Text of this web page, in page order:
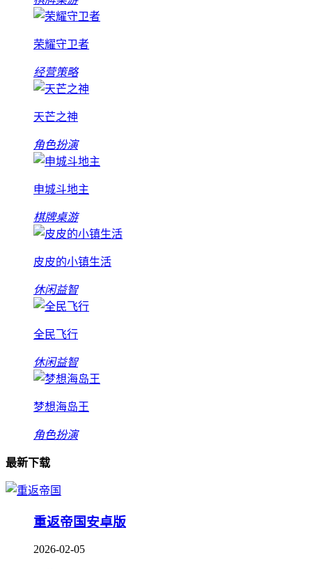
荣耀守卫者
经营策略
天芒之神
角色扮演
申城斗地主
棋牌桌游
皮皮的小镇生活
休闲益智
全民飞行
休闲益智
梦想海岛王
角色扮演
最新下载
重返帝国安卓版
2026-02-05